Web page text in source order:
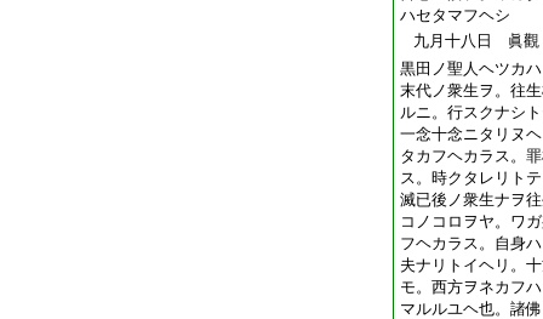
ハセタマフヘシ
九月十八日 眞觀
黒田ノ聖人ヘツカ
末代ノ衆生ヲ。往
ルニ。行スクナシ
一念十念ニタリヌ
タカフヘカラス。
ス。時クタレリト
滅已後ノ衆生ナヲ
コノコロヲヤ。ワ
フヘカラス。自身
夫ナリトイヘリ。
モ。西方ヲネカフ
マルルユヘ也。諸